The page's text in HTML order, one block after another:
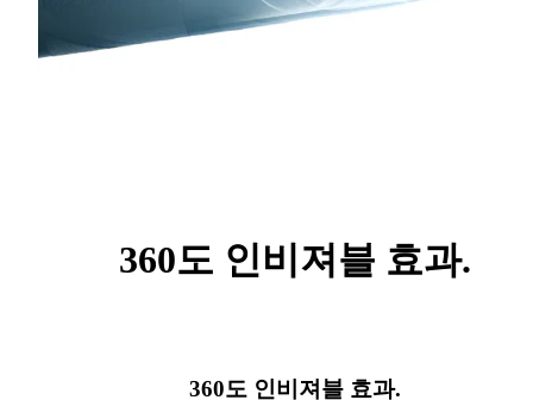
360도 인비져블 효과.
360도 인비져블 효과.